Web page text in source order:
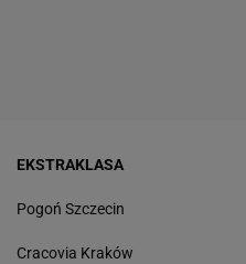
EKSTRAKLASA
Pogoń Szczecin
Cracovia Kraków